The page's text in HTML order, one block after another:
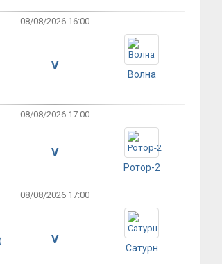
08/08/2026 16:00
V
Волна
08/08/2026 17:00
V
Ротор-2
08/08/2026 17:00
V
Сатурн